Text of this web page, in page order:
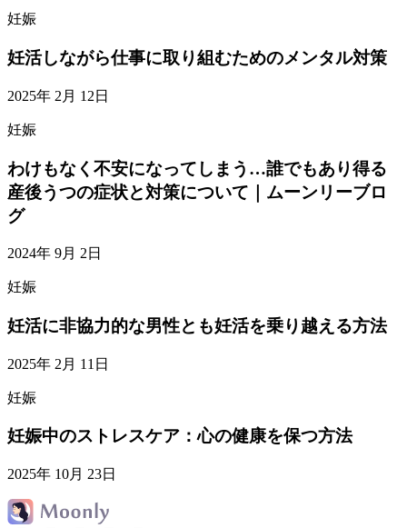
妊娠
妊活しながら仕事に取り組むためのメンタル対策
2025年 2月 12日
妊娠
わけもなく不安になってしまう…誰でもあり得る
産後うつの症状と対策について｜ムーンリーブロ
グ
2024年 9月 2日
妊娠
妊活に非協力的な男性とも妊活を乗り越える方法
2025年 2月 11日
妊娠
妊娠中のストレスケア：心の健康を保つ方法
2025年 10月 23日